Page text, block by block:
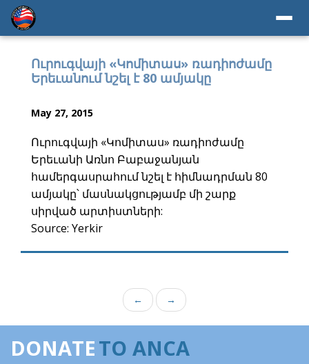
Ուրուգվայի «Կոմիտաս» ռադիոժամը
Երեւանում նշել է 80 ամյակը
May 27, 2015
Ուրուգվայի «Կոմիտաս» ռադիոժամը
Երեւանի Առնո Բաբաջանյան
համերգասրահում նշել է հիմնադրման 80
ամյակը՝ մասնակցությամբ մի շարք
սիրված արտիստների:
Source: Yerkir
← →
DONATETO ANCA